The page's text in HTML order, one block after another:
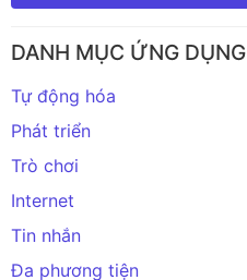
DANH MỤC ỨNG DỤNG
Tự động hóa
Phát triển
Trò chơi
Internet
Tin nhắn
Đa phương tiện